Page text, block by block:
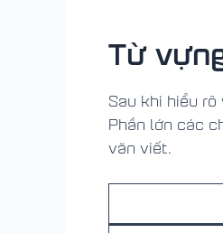
Từ
Sau khi hiểu
Phần lớn các
văn viết.